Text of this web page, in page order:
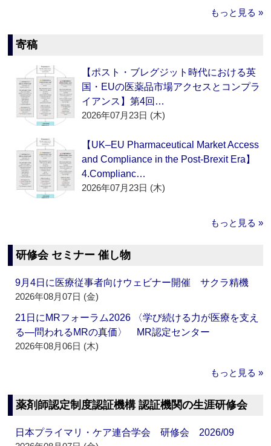
もっと見る »
寄稿
【ポスト・ブレグジット時代における英
国・EUの医薬品市場アクセスとコンプラ
イアンス】第4回…
2026年07月23日 (木)
【UK–EU Pharmaceutical Market Access
and Compliance in the Post-Brexit Era】
4.Complianc…
2026年07月23日 (木)
もっと見る »
研修会 セミナー 催し物
9月4日に医療従事者向けウェビナー開催 サクラ精機
2026年08月07日 (金)
21日にMRフォーラム2026 〈学び続ける力が医療を支え
る―問われるMRの真価〉 MR認定センター
2026年08月06日 (木)
もっと見る »
薬剤師認定制度認証機構 認証機関の生涯研修会
日本プライマリ・ケア連合学会 研修会 2026/09